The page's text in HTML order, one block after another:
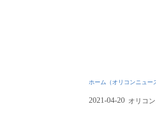
ホーム（オリコンニュー
2021-04-20 オリコ